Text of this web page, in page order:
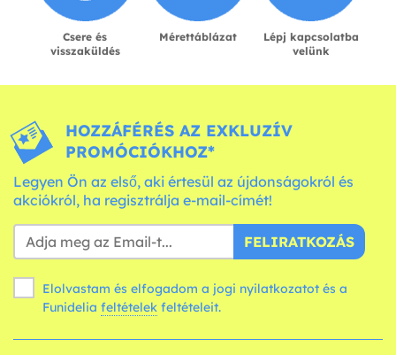
Csere és
visszaküldés
Mérettáblázat
Lépj kapcsolatba
velünk
HOZZÁFÉRÉS AZ EXKLUZÍV
PROMÓCIÓKHOZ*
Legyen Ön az első, aki értesül az újdonságokról és
akciókról, ha regisztrálja e-mail-címét!
FELIRATKOZÁS
Elolvastam és elfogadom a jogi nyilatkozatot és a
Funidelia feltételek feltételeit.